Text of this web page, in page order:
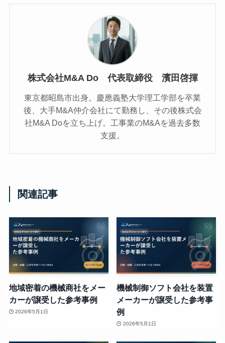
株式会社M&A Do 代表取締役 濱田啓揮
東京都昭島市出身。慶應義塾大学理工学部を卒業
後、大手M&A仲介会社にて勤務し、その後株式会
社M&A Doを立ち上げ。工事業のM&Aを過去多数
支援。
関連記事
地域密着の機械商社をメー
カーが譲受した参考事例
2026年5月1日
機械制御ソフト会社を装置
メーカーが譲受した参考事
例
2026年5月1日